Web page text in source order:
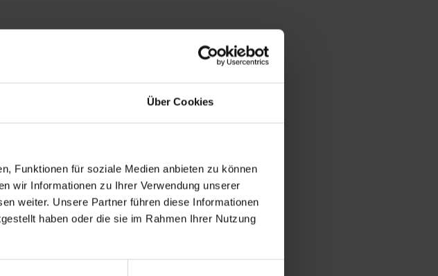
Über Cookies
Funktionen für soziale Medien anbieten zu können
wir Informationen zu Ihrer Verwendung unserer
weiter. Unsere Partner führen diese Informationen
haben oder die sie im Rahmen Ihrer Nutzung